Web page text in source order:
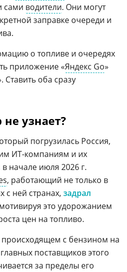
сами водители. Они могут
заправке очереди и
о топливе и очередях
приложение «Яндекс Go»
Ставить оба сразу
узнает?
погрузилась Россия,
ИТ-компаниям и их
начале июля 2026 г.
, работающий не только в
с ней странах, задрал
это удорожанием
цен на топливо.
с бензином на
поставщиков этого
за пределы его